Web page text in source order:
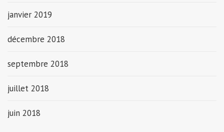
janvier 2019
décembre 2018
septembre 2018
juillet 2018
juin 2018